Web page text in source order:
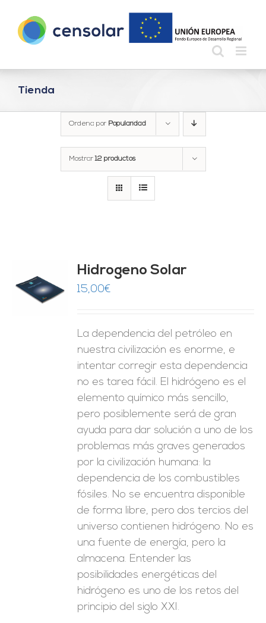
contenido
Tienda
Ordena por Popularidad
Mostrar12 productos
Hidrogeno Solar
15,00€
La dependencia del petróleo en
nuestra civilización es enorme, e
intentar corregir esta dependencia
no es tarea fácil. El hidrógeno es el
elemento químico más sencillo,
pero posiblemente será de gran
ayuda para dar solución a uno de los
problemas más graves generados
por la civilización humana: la
dependencia de los combustibles
fósiles. No se encuentra disponible
de forma libre, pero dos tercios del
universo contienen hidrógeno. No es
una fuente de energía, pero la
almacena. Entender las
posibilidades energéticas del
hidrógeno es uno de los retos del
principio del siglo XXI.